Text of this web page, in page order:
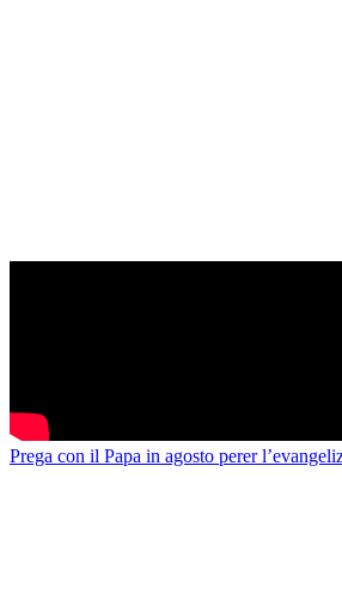
Prega con il Papa in agosto perer